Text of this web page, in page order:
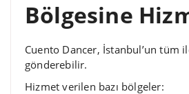
Bölgesine
Cuento Dancer, İstanbul’un tüm
gönderebilir.
Hizmet verilen bazı bölgeler: